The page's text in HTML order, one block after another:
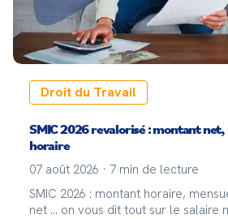
Droit du Travail
SMIC 2026 revalorisé : montant
horaire
07 août 2026 · 7 min de lecture
SMIC 2026 : montant horaire,
net ... on vous dit tout sur le salaire